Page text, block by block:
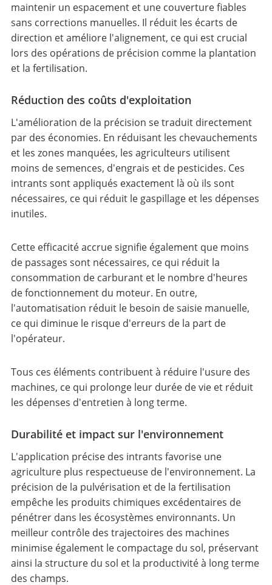
maintenir un espacement et une couverture fiables
sans corrections manuelles. Il réduit les écarts de
direction et améliore l'alignement, ce qui est crucial
lors des opérations de précision comme la plantation
et la fertilisation.
Réduction des coûts d'exploitation
L'amélioration de la précision se traduit directement
par des économies. En réduisant les chevauchements
et les zones manquées, les agriculteurs utilisent
moins de semences, d'engrais et de pesticides. Ces
intrants sont appliqués exactement là où ils sont
nécessaires, ce qui réduit le gaspillage et les dépenses
inutiles.
Cette efficacité accrue signifie également que moins
de passages sont nécessaires, ce qui réduit la
consommation de carburant et le nombre d'heures
de fonctionnement du moteur. En outre,
l'automatisation réduit le besoin de saisie manuelle,
ce qui diminue le risque d'erreurs de la part de
l'opérateur.
Tous ces éléments contribuent à réduire l'usure des
machines, ce qui prolonge leur durée de vie et réduit
les dépenses d'entretien à long terme.
Durabilité et impact sur l'environnement
L'application précise des intrants favorise une
agriculture plus respectueuse de l'environnement. La
précision de la pulvérisation et de la fertilisation
empêche les produits chimiques excédentaires de
pénétrer dans les écosystèmes environnants. Un
meilleur contrôle des trajectoires des machines
minimise également le compactage du sol, préservant
ainsi la structure du sol et la productivité à long terme
des champs.